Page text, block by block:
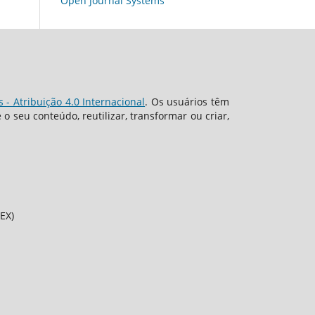
- Atribuição 4.0 Internacional. Os usuários têm
seu conteúdo, reutilizar, transformar ou criar,